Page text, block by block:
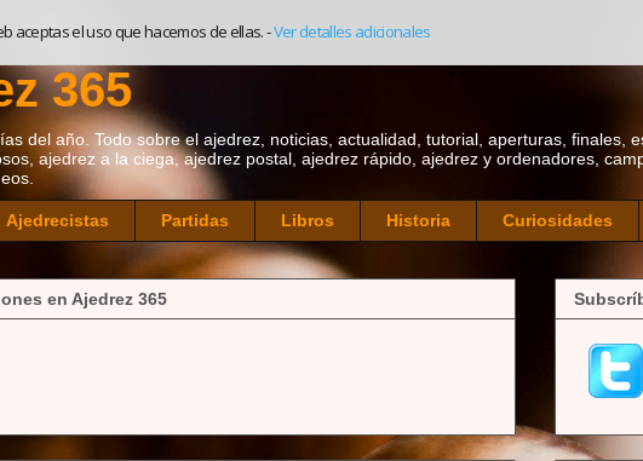
aceptas el uso que hacemos de ellas.-Ver detalles adicionales
365
del año. Todo sobre el ajedrez, noticias, actualidad, tutorial, aperturas, finales,
ajedrez a la ciega, ajedrez postal, ajedrez rápido, ajedrez y ordenadores,
Ajedrecistas Partidas Libros Historia Curiosidades
en Ajedrez 365